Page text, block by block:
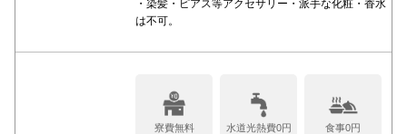
・染髪・ピアス等アクセサリー・派手な化粧・香水
は不可。
寮費無料 水道光熱費0円 食事0円